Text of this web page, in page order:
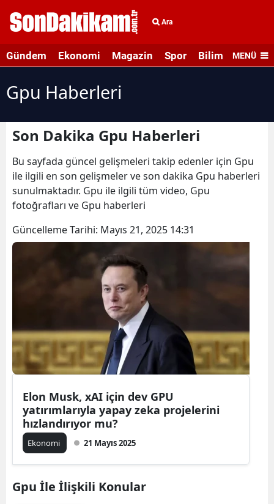
Ara
Gündem Ekonomi Magazin Spor Bilim veMENÜ
Gpu Haberleri
Son Dakika Gpu Haberleri
Bu sayfada güncel gelişmeleri takip edenler için Gpu
ile ilgili en son gelişmeler ve son dakika Gpu haberleri
sunulmaktadır. Gpu ile ilgili tüm video, Gpu
fotoğrafları ve Gpu haberleri
Güncelleme Tarihi: Mayıs 21, 2025 14:31
Elon Musk, xAI için dev GPU
yatırımlarıyla yapay zeka projelerini
hızlandırıyor mu?
Ekonomi 21 Mayıs 2025
Gpu İle İlişkili Konular